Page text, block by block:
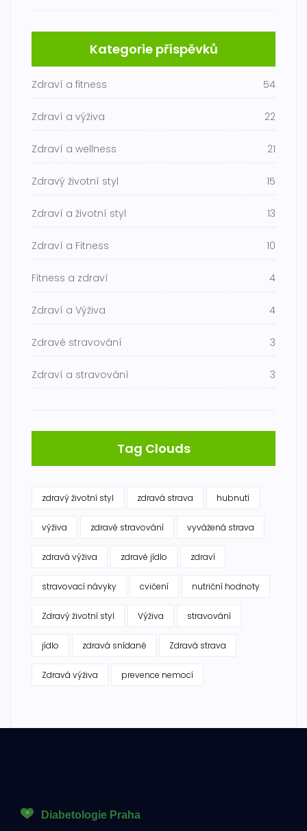
Kategorie příspěvků
Zdraví a fitness 54
Zdraví a výživa 22
Zdraví a wellness 21
Zdravý životní styl 15
Zdraví a životní styl 13
Zdraví a Fitness 10
Fitness a zdraví 4
Zdraví a Výživa 4
Zdravé stravování 3
Zdraví a stravování 3
Tag Clouds
zdravý životní styl zdravá strava hubnutí
výživa zdravé stravování vyvážená strava
zdravá výživa zdravé jídlo zdraví
stravovací návyky cvičení nutriční hodnoty
Zdravý životní styl Výživa stravování
jídlo zdravá snídaně Zdravá strava
Zdravá výživa prevence nemocí